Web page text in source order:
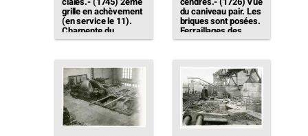
grille en achèvement
(en service le 11).
Charpente du
bâtiment en cours de
15). […]"
du caniveau pair. Les
briques sont posées.
Ferraillages des
parois en cours"